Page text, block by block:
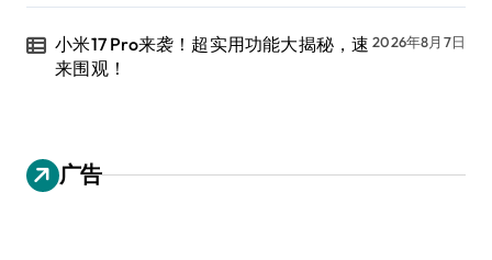
小米17 Pro来袭！超实用功能大揭秘，速
来围观！
2026年8月7日
广告